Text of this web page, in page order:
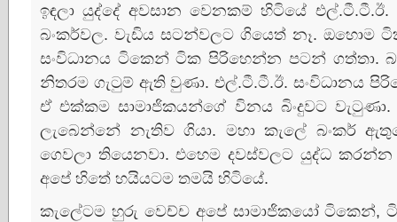
ඉඳලා යුද්දේ අවසාන වෙනකම් හිටියේ එල්.ටී.ටී.ඊ.
බංකර්වල. වැඩිය සටන්වලට ගියෙත් නෑ. ඔහොම
සංවිධානය ටිකෙන් ටික පිරිහෙන්න පටන් ගත්තා.
නිතරම ගැටුම් ඇති වුණා. එල්.ටී.ටී.ඊ. සංවිධානය
ඒ එක්‌කම සාමාජිකයන්ගේ විනය බිංදුවට
ලැබෙන්නේ නැතිව ගියා. මහා කැලේ බංකර්
ගෙවලා තියෙනවා. එහෙම දවස්‌වලට යුද්ධ
අපේ හිතේ හයියටම තමයි හිටියේ.
කැලේටම හුරු වෙච්ච අපේ සාමාජිකයෝ ටිකෙන්,